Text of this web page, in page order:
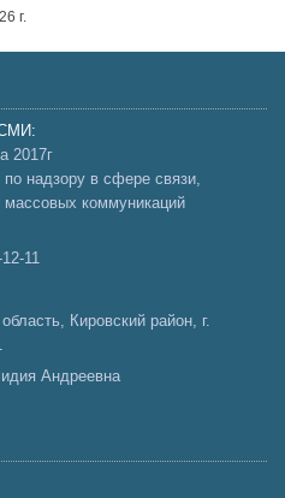
г.
СМИ:
2017г
надзору в сфере связи,
коммуникаций
11
Кировский район, г.
Андреевна